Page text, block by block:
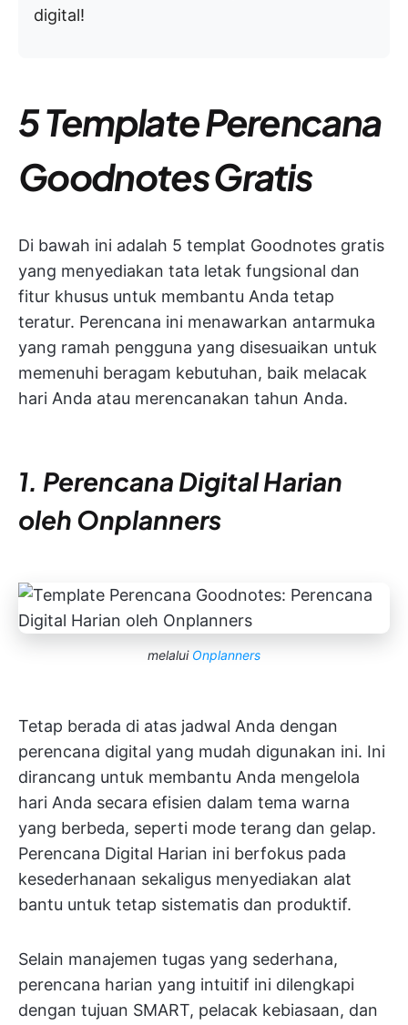
digital!
5 Template Perencana
Goodnotes Gratis
Di bawah ini adalah 5 templat Goodnotes gratis
yang menyediakan tata letak fungsional dan
fitur khusus untuk membantu Anda tetap
teratur. Perencana ini menawarkan antarmuka
yang ramah pengguna yang disesuaikan untuk
memenuhi beragam kebutuhan, baik melacak
hari Anda atau merencanakan tahun Anda.
1. Perencana Digital Harian
oleh Onplanners
melalui Onplanners
Tetap berada di atas jadwal Anda dengan
perencana digital yang mudah digunakan ini. Ini
dirancang untuk membantu Anda mengelola
hari Anda secara efisien dalam tema warna
yang berbeda, seperti mode terang dan gelap.
Perencana Digital Harian ini berfokus pada
kesederhanaan sekaligus menyediakan alat
bantu untuk tetap sistematis dan produktif.
Selain manajemen tugas yang sederhana,
perencana harian yang intuitif ini dilengkapi
dengan tujuan SMART, pelacak kebiasaan, dan